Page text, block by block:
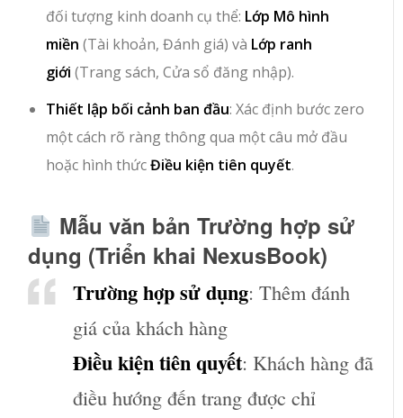
đối tượng kinh doanh cụ thể: Lớp Mô hình
miền (Tài khoản,Đánh giá) và Lớp ranh
giới (Trang sách,Cửa sổ đăng nhập).
Thiết lập bối cảnh ban đầu: Xác định bước zero
một cách rõ ràng thông qua một câu mở đầu
hoặc hình thứcĐiều kiện tiên quyết.
Mẫu văn bản Trường hợp sử
dụng (Triển khai NexusBook)
Trường hợp sử dụng: Thêm đánh
giá của khách hàng
Điều kiện tiên quyết: Khách hàng đã
điều hướng đến trang được chỉ